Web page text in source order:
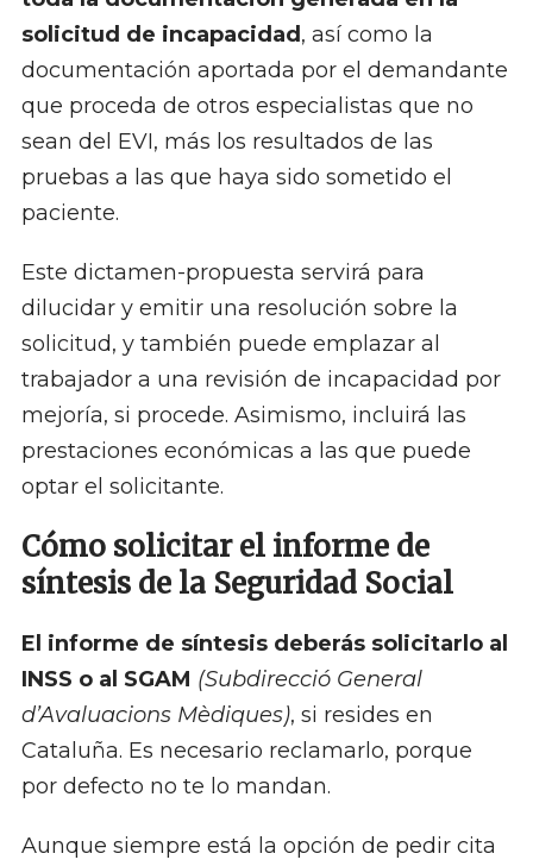
solicitud de incapacidad , así como la
documentación aportada por el demandante
que proceda de otros especialistas que no
sean del EVI, más los resultados de las
pruebas a las que haya sido sometido el
paciente.
Este dictamen-propuesta servirá para
dilucidar y emitir una resolución sobre la
solicitud, y también puede emplazar al
trabajador a una revisión de incapacidad por
mejoría, si procede. Asimismo, incluirá las
prestaciones económicas a las que puede
optar el solicitante.
Cómo solicitar el informe de
síntesis de la Seguridad Social
El informe de síntesis deberás solicitarlo al
INSS o al SGAM (Subdirecció General
d’Avaluacions Mèdiques), si resides en
Cataluña. Es necesario reclamarlo, porque
por defecto no te lo mandan.
Aunque siempre está la opción de pedir cita